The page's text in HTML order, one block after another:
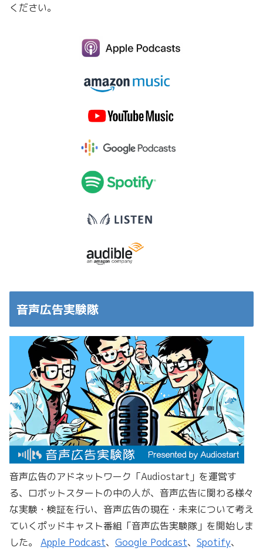
ください。
音声広告実験隊
音声広告のアドネットワーク「Audiostart」を運営す
る、ロボットスタートの中の人が、音声広告に関わる様々
な実験・検証を行い、音声広告の現在・未来について考え
ていくポッドキャスト番組「音声広告実験隊」を開始しま
した。 Apple Podcast、 Google Podcast、 Spotify、